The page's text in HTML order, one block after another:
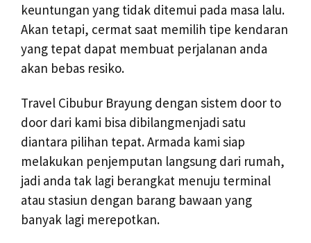
keuntungan yang tidak ditemui pada masa lalu.
Akan tetapi, cermat saat memilih tipe kendaran
yang tepat dapat membuat perjalanan anda
akan bebas resiko.
Travel Cibubur Brayung dengan sistem door to
door dari kami bisa dibilangmenjadi satu
diantara pilihan tepat. Armada kami siap
melakukan penjemputan langsung dari rumah,
jadi anda tak lagi berangkat menuju terminal
atau stasiun dengan barang bawaan yang
banyak lagi merepotkan.